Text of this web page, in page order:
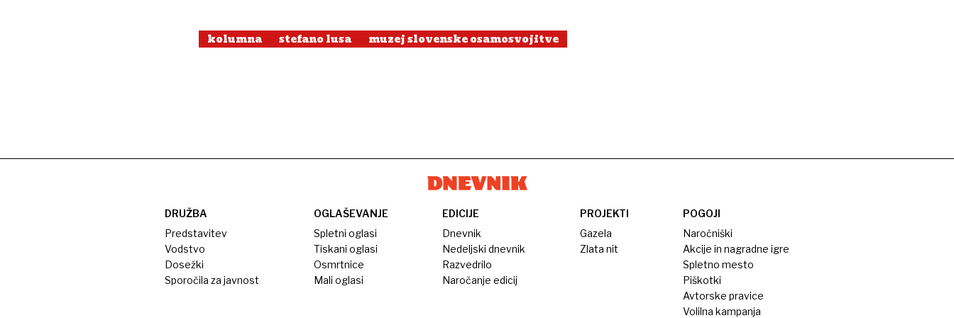
kolumna stefano lusa muzej slovenske osamosvojitve
DRUŽBA
Predstavitev
Vodstvo
Dosežki
Sporočila za javnost
OGLAŠEVANJE
Spletni oglasi
Tiskani oglasi
Osmrtnice
Mali oglasi
EDICIJE
Dnevnik
Nedeljski dnevnik
Razvedrilo
Naročanje edicij
PROJEKTI
Gazela
Zlata nit
POGOJI
Naročniški
Akcije in nagradne igre
Spletno mesto
Piškotki
Avtorske pravice
Volilna kampanja